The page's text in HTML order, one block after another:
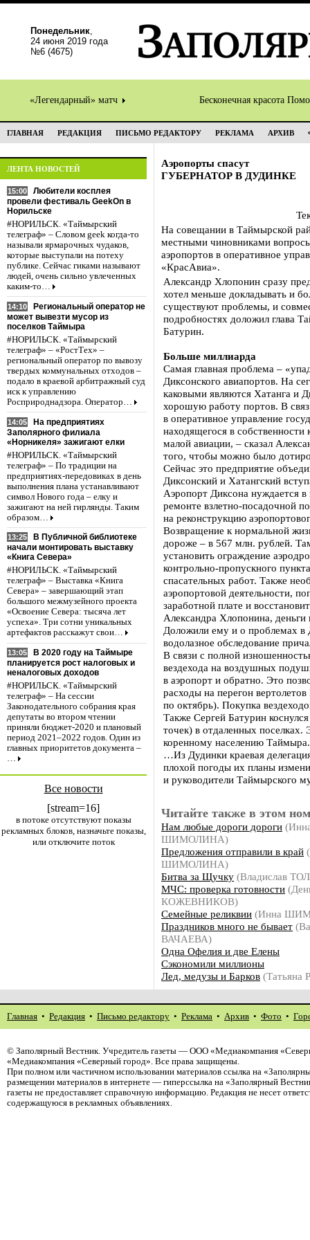
Понедельник,
24 июня 2019 года
№6 (4675)
«Легендарный» матч Бесконечная красота
ГЛАВНАЯ РЕДАКЦИЯ ПИСЬМО РЕДАКТОРУ РЕКЛАМА АРХИВ
ЛЕНТА НОВОСТЕЙ
15:00
Любители косплея
провели фестиваль GeekOn в
Норильске
#НОРИЛЬСК. «Таймырский
телеграф» – Словом geek когда-то
называли ярмарочных чудаков,
которые выступали на потеху
публике. Сейчас гиками называют
людей, очень сильно увлеченных
каким-то…
14:10
Региональный оператор не
может вывезти мусор из
поселков Таймыра
#НОРИЛЬСК. «Таймырский
телеграф» – «РостТех» –
региональный оператор по вывозу
твердых коммунальных отходов –
подало в краевой арбитражный суд
иск к управлению
Росприроднадзора. Оператор…
14:05
На предприятиях
Заполярного филиала
«Норникеля» зажигают елки
#НОРИЛЬСК. «Таймырский
телеграф» – По традиции на
предприятиях-передовиках в день
выполнения плана устанавливают
символ Нового года – елку и
зажигают на ней гирлянды. Таким
образом…
13:25
В Публичной библиотеке
начали монтировать выставку
«Книга Севера»
#НОРИЛЬСК. «Таймырский
телеграф» – Выставка «Книга
Севера» – завершающий этап
большого межмузейного проекта
«Освоение Севера: тысяча лет
успеха». Три сотни уникальных
артефактов расскажут свои…
13:05
В 2020 году на Таймыре
планируется рост налоговых и
неналоговых доходов
#НОРИЛЬСК. «Таймырский
телеграф» – На сессии
Законодательного собрания края
депутаты во втором чтении
приняли бюджет-2020 и плановый
период 2021–2022 годов. Один из
главных приоритетов документа –
…
Все новости
[stream=16]
в потоке отсутствуют показы
рекламных блоков, назначьте показы,
или отключите поток
Аэропорты спасут
ГУБЕРНАТОР В ДУДИНКЕ
На совещании в Таймырской
местными чиновниками
аэропортов в оперативное
«КрасАвиа».
Александр Хлопонин сразу
хотел меньше докладывать и
существуют проблемы, и
подробностях доложил глава
Батурин.
Больше миллиарда
Самая главная проблема –
Диксонского авиапортов. На
каковыми являются Хатанга и
хорошую работу портов. В
в оперативное управление
находящегося в
малой авиации, – сказал
того, чтобы можно было
Сейчас это предприятие
Диксонский и Хатангский
Аэропорт Диксона нуждается в
ремонте взлетно-посадочной
на реконструкцию
Возвращение к нормальной
дороже – в 567 млн. рублей.
установить ограждение
контрольно-пропускного
спасательных работ. Также
аэропортовой деятельности,
заработной плате и
Александра Хлопонина, деньги
Доложили ему и о проблемах в
водолазное обследование
В связи с полной
вездехода на воздушных
в аэропорт и обратно. Это
расходы на перегон
по октябрь). Покупка
Также Сергей Батурин
точек) в отдаленных
коренному населению Таймыра.
…Из Дудинки краевая
плохой погоды их планы
и руководители Таймырского
Читайте также в этом
Нам любые дороги дороги
ШИМОЛИНА)
Предложения отправили в край
ШИМОЛИНА)
Битва за Щучку (Владислав
МЧС: проверка готовности
КОЖЕВНИКОВ)
Семейные реликвии (Инна
Праздников много не бывает
ВАЧАЕВА)
Одна Офелия и две Елены
Сэкономили миллионы
Лед, медузы и Барков
Главная • Редакция • Письмо редактору • Реклама • Архив • Фото •
© Заполярный Вестник. Учредитель газеты — ООО «Медиакомпания
«Медиакомпания «Северный город». Все права защищены.
При полном или частичном использовании материалов ссылка на
размещении материалов в интернете — гиперссылка на «Заполярный
газеты не предоставляет справочную информацию. Редакция не несет
содержащуюся в рекламных объявлениях.